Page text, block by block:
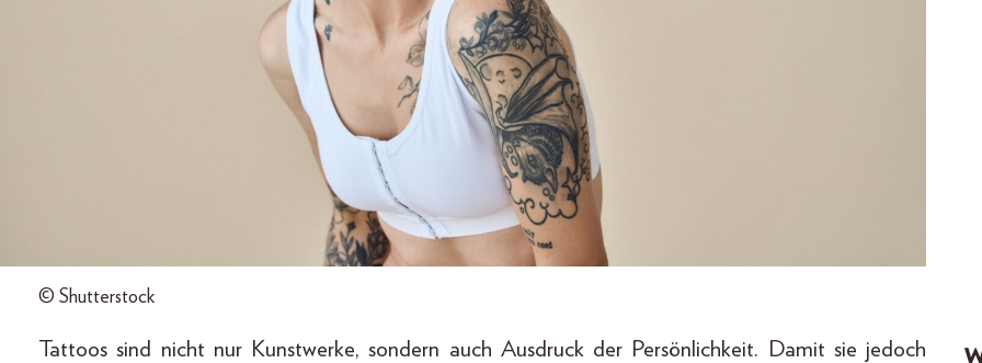
© Shutterstock
Tattoos sind nicht nur Kunstwerke, sondern auch Ausdruck der Persönlichkeit. Damit sie jedoch